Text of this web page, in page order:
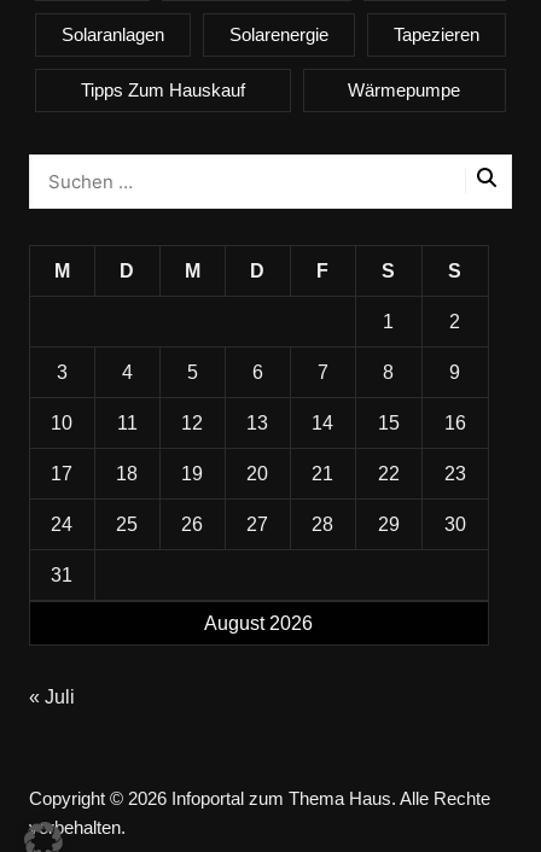
Solaranlagen Solarenergie Tapezieren
Tipps Zum Hauskauf Wärmepumpe
August 2026
M D M D F S S
1 2
3 4 5 6 7 8 9
10 11 12 13 14 15 16
17 18 19 20 21 22 23
24 25 26 27 28 29 30
31
« Juli
Copyright © 2026 Infoportal zum Thema Haus. Alle Rechte
vorbehalten.